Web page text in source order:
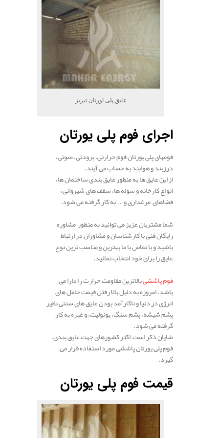
عایق پلی اورتان تبریز
اجرای فوم پلی یورتان
فومهای پلی یورتان فوم حرارتی،برودتی، صوتی،
درزبند و هوابند به حساب می آیند.
از این عایق ها به منظور عایق بندی ساختمان ها،
انواع کارخانه و سوله ها، سقف های شیروانی،
فضاهای مرغداری و … به کار گرفته می شود.
شما مشتریان عزیز می توانید به منظور مشاوره
رایگان فنی با کارشناسان و مشاوران در ارتباط
باشید و با تماس با ما بهترین و مناسب ترین نوع
عایق را برای خود انتخاب نمائید.
فوم پاششیبالاترین مقاومت حرارت را دارا می
باشد. امروزه به دلیل بالا رفتن قیمت حامل های
انرژی در دنیا و ناکارآمد بودن عایق های سنتی نظیر
پشم شیشه، پشم سنگ، یونولیت، و غیره به کار
گرفته می شود.
شایان ذکر است اکثر کشورهای جهت عایق بندی،
فوم پلی یورتان پاششی مورد استفاده قرار می
گیرد.
قیمت فوم پلی‌ یورتان